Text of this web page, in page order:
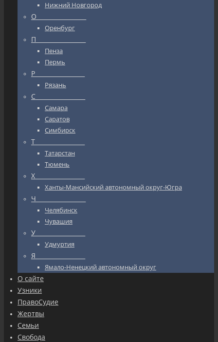
Нижний Новгород
О_________________
Оренбург
П_________________
Пенза
Пермь
Р_________________
Рязань
С_________________
Самара
Саратов
Симбирск
Т_________________
Татарстан
Тюмень
Х_________________
Ханты-Мансийский автономный округ-Югра
Ч_________________
Челябинск
Чувашия
У_________________
Удмуртия
Я_________________
Ямало-Ненецкий автономный округ
О сайте
Узники
ПравоСудие
Жертвы
Семьи
Свобода